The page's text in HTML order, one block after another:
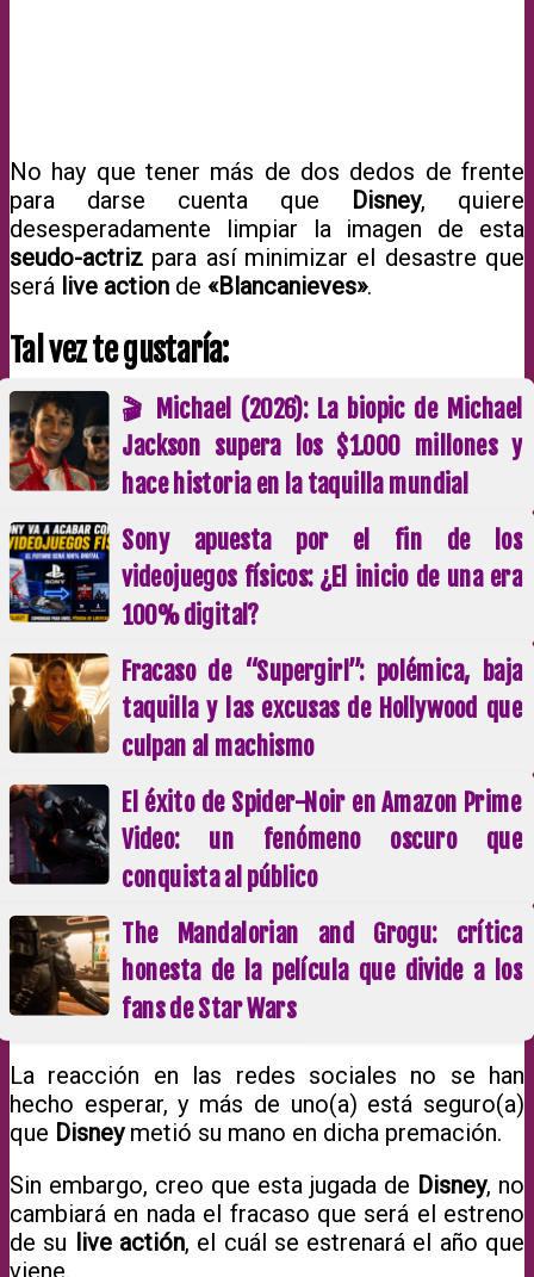
No hay que tener más de dos dedos de frente
para darse cuenta que Disney, quiere
desesperadamente limpiar la imagen de esta
seudo-actriz para así minimizar el desastre que
será live action de «Blancanieves».
Tal vez te gustaría:
🎬 Michael (2026): La biopic de Michael
Jackson supera los $1.000 millones y
hace historia en la taquilla mundial
Sony apuesta por el fin de los
videojuegos físicos: ¿El inicio de una era
100% digital?
Fracaso de “Supergirl”: polémica, baja
taquilla y las excusas de Hollywood que
culpan al machismo
El éxito de Spider-Noir en Amazon Prime
Video: un fenómeno oscuro que
conquista al público
The Mandalorian and Grogu: crítica
honesta de la película que divide a los
fans de Star Wars
La reacción en las redes sociales no se han
hecho esperar, y más de uno(a) está seguro(a)
que Disneymetió su mano en dicha premación.
Sin embargo, creo que esta jugada de Disney, no
cambiará en nada el fracaso que será el estreno
de su live actión, el cuál se estrenará el año que
viene.